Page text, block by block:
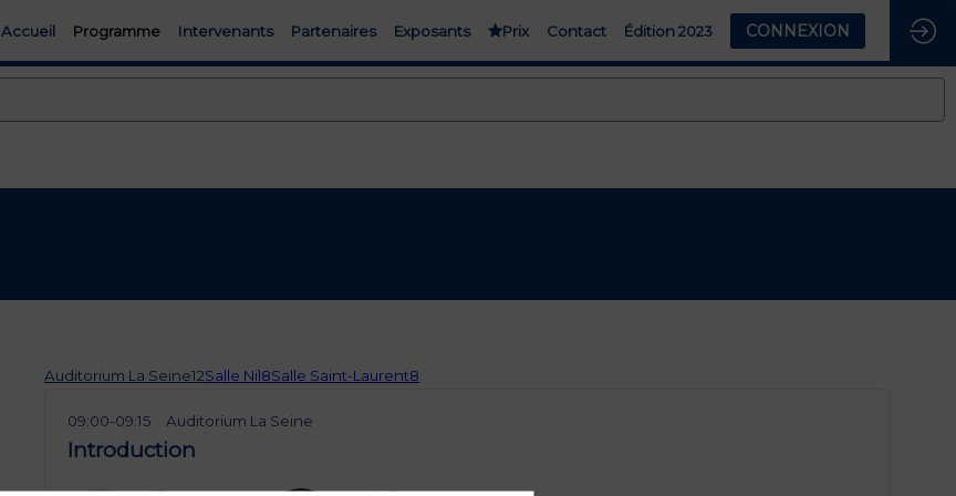
Accueil Programme Intervenants Partenaires Exposants Prix Contact Édition 2023 CONNEXION
Auditorium La Seine12Salle Nil8Salle Saint-Laurent8
09:00-09:15 Auditorium La Seine
Introduction